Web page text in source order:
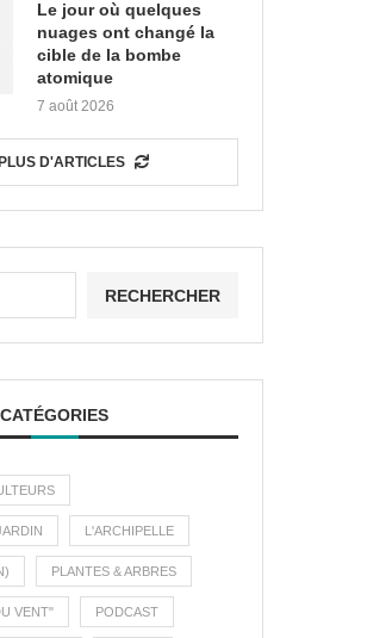
Le jour où quelques
nuages ont changé la
cible de la bombe
atomique
7 août 2026
D'ARTICLES
RECHERCHER
CATÉGORIES
L'ARCHIPELLE
PLANTES & ARBRES
VENT" PODCAST